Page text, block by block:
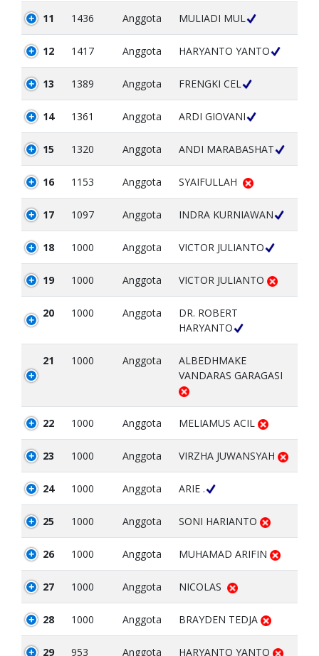
11 1436 Anggota MULIADI MUL
12 1417 Anggota HARYANTO YANTO
13 1389 Anggota FRENGKI CEL
14 1361 Anggota ARDI GIOVANI
15 1320 Anggota ANDI MARABASHAT
16 1153 Anggota SYAIFULLAH
17 1097 Anggota INDRA KURNIAWAN
18 1000 Anggota VICTOR JULIANTO
19 1000 Anggota VICTOR JULIANTO
20 1000 Anggota
DR. ROBERT
HARYANTO
21 1000 Anggota
ALBEDHMAKE
VANDARAS GARAGASI
22 1000 Anggota MELIAMUS ACIL
23 1000 Anggota VIRZHA JUWANSYAH
24 1000 Anggota ARIE .
25 1000 Anggota SONI HARIANTO
26 1000 Anggota MUHAMAD ARIFIN
27 1000 Anggota NICOLAS
28 1000 Anggota BRAYDEN TEDJA
29 953 Anggota HARYANTO YANTO